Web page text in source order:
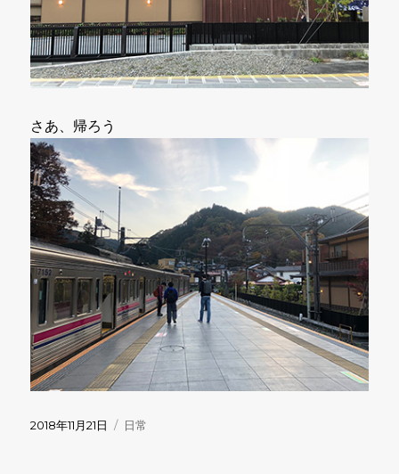
さあ、帰ろう
投
2018年11月21日
カ
日常